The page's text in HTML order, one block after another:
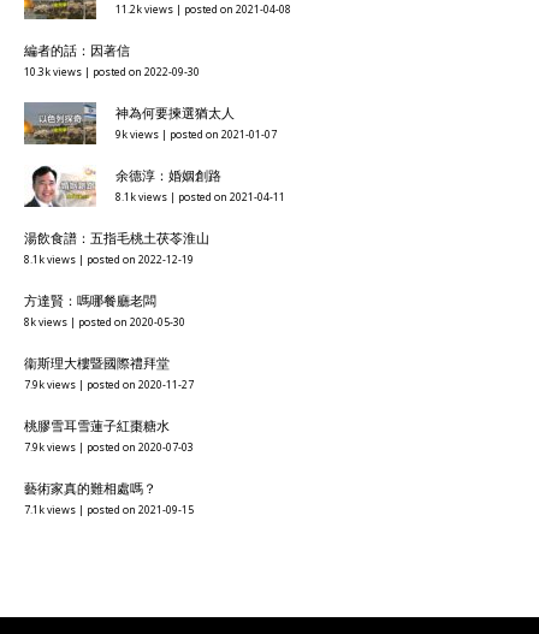
11.2k views | posted on 2021-04-08
編者的話：因著信
10.3k views | posted on 2022-09-30
神為何要揀選猶太人
9k views | posted on 2021-01-07
余德淳：婚姻創路
8.1k views | posted on 2021-04-11
湯飲食譜：五指毛桃土茯苓淮山
8.1k views | posted on 2022-12-19
方達賢：嗎哪餐廳老闆
8k views | posted on 2020-05-30
衞斯理大樓暨國際禮拜堂
7.9k views | posted on 2020-11-27
桃膠雪耳雪蓮子紅棗糖水
7.9k views | posted on 2020-07-03
藝術家真的難相處嗎？
7.1k views | posted on 2021-09-15